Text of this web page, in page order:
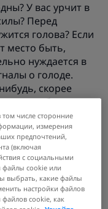
У вас урчит в
Перед
голова? Если
место быть,
нуждается в
о голоде.
скорее
себя
а потому
скорее всего,
жизнь
такой еды не
– это не то же
Если
числе сторонние
измерения
предпочтений,
(включая
с социальными
файлы cookie или
выбрать, какие файлы
настройки файлов
cookie, как